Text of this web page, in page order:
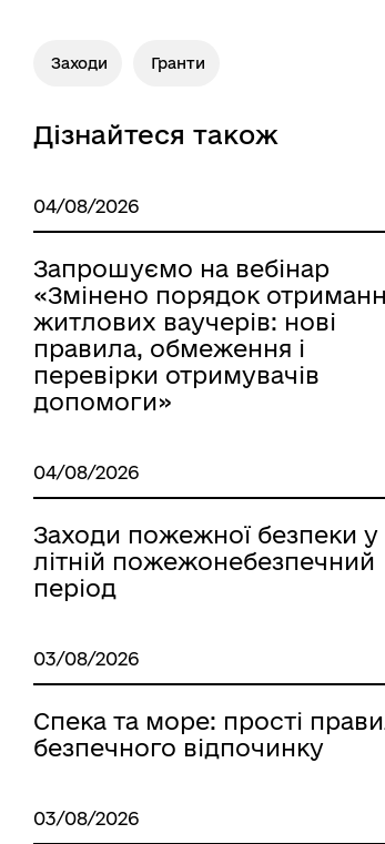
Заходи Гранти
Дізнайтеся також
04/08/2026
Запрошуємо на вебінар
«Змінено порядок
житлових ваучерів: нові
правила, обмеження і
перевірки отримувачів
допомоги»
04/08/2026
Заходи пожежної безпеки у
літній пожежонебезпечний
період
03/08/2026
Спека та море: прості
безпечного відпочинку
03/08/2026